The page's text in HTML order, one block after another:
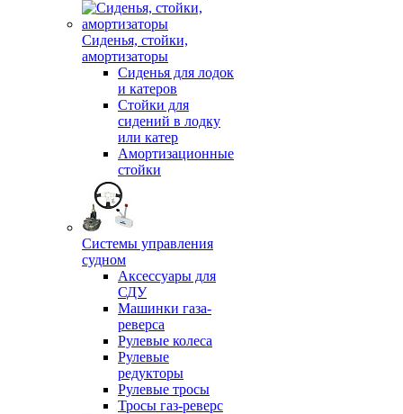
Сиденья, стойки,
амортизаторы
Сиденья для лодок
и катеров
Стойки для
сидений в лодку
или катер
Амортизационные
стойки
Системы управления
судном
Аксессуары для
СДУ
Машинки газа-
реверса
Рулевые колеса
Рулевые
редукторы
Рулевые тросы
Тросы газ-реверс